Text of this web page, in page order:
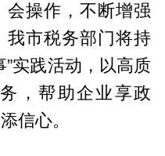
会操作，不断增强
我市税务部门将持
”实践活动，以高质
，帮助企业享政
信心。